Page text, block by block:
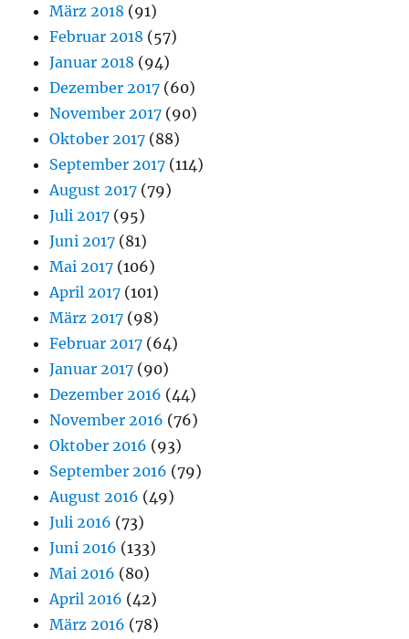
März 2018 (91)
Februar 2018 (57)
Januar 2018 (94)
Dezember 2017 (60)
November 2017 (90)
Oktober 2017 (88)
September 2017 (114)
August 2017 (79)
Juli 2017 (95)
Juni 2017 (81)
Mai 2017 (106)
April 2017 (101)
März 2017 (98)
Februar 2017 (64)
Januar 2017 (90)
Dezember 2016 (44)
November 2016 (76)
Oktober 2016 (93)
September 2016 (79)
August 2016 (49)
Juli 2016 (73)
Juni 2016 (133)
Mai 2016 (80)
April 2016 (42)
März 2016 (78)